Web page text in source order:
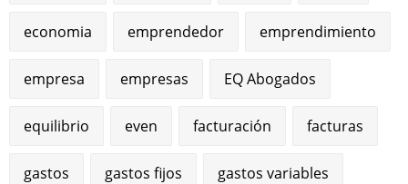
economia emprendedor emprendimiento
empresa empresas EQ Abogados
equilibrio even facturación facturas
gastos gastos fijos gastos variables